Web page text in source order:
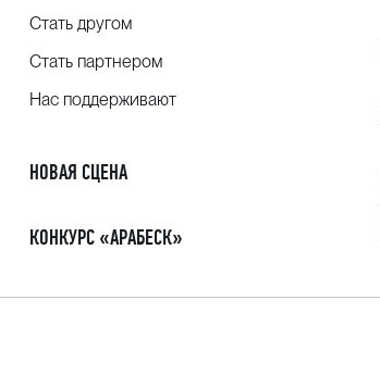
Стать другом
Стать партнером
Нас поддерживают
НОВАЯ СЦЕНА
КОНКУРС «АРАБЕСК»